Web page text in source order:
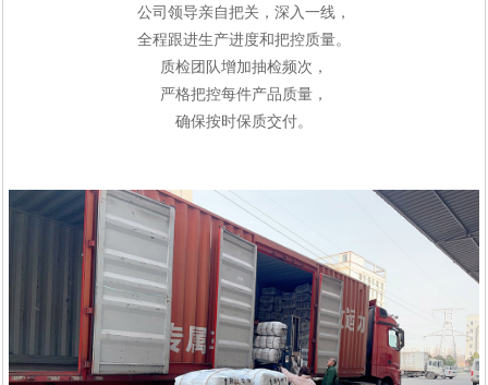
公司领导亲自把关 ，深入一线，
全程跟进生产进度和把控质量。
质检团队增加抽检频次，
严格把控每件产品质量，
确保按时保质交付。